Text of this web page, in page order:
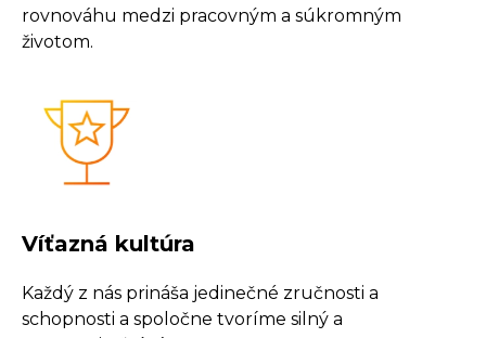
rovnováhu medzi pracovným a súkromným
životom.
Víťazná kultúra
Každý z nás prináša jedinečné zručnosti a
schopnosti a spoločne tvoríme silný a